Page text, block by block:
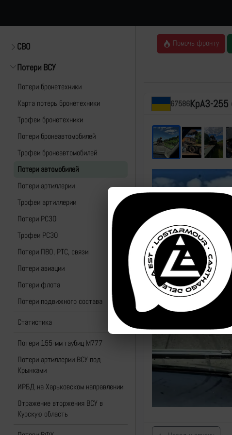
СВО
Потери ВСУ
Потери бронетехники
Карта потерь бронетехники
Трофеи бронетехники
Потери бронеавтомобилей
Трофеи бронеавтомобилей
Потери автомобилей
Потери артиллерии
Трофеи артиллерии
Потери РСЗО
Трофеи РСЗО
Потери ПВО, РТС, связи
Потери авиации
Потери флота
Потери подвижного состава
Статистика
Потери 155-мм гаубиц M777
Потери артиллерии ВСУ под
Крынками
ИРБД на Харьковском направлении
Отражение вторжения ВСУ в
Курскую область
Помочь фронту
67586КрАЗ-